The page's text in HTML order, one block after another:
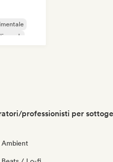
rock
professionisti per
Ambient